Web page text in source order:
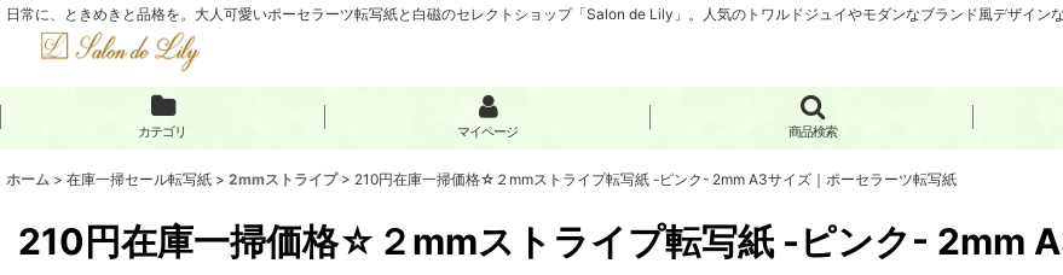
日常に、ときめきと品格を。大人可愛いポーセラーツ転写紙と白磁のセレクトショップ「Salon de Lily」。人気のトワルドジュイやモダンなブランド風デザイン
カテゴリ マイページ 商品検索
ホーム > 在庫一掃セール転写紙 > 2mmストライプ > 210円在庫一掃価格☆２mmストライプ転写紙 -ピンク- 2mm A3サイズ｜ポーセラーツ転写紙
210円在庫一掃価格☆２mmストライプ転写紙 -ピンク- 2mm